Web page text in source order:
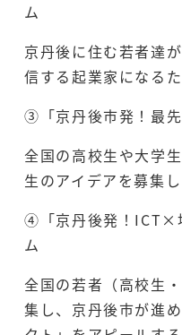
ム
京丹後に住む若者達
信する起業家になる
③「京丹後市発！最先
全国の高校生や大学
生のアイデアを募集し
④「京丹後発！ICT×
ム
全国の若者（高校生
集し、京丹後市が進